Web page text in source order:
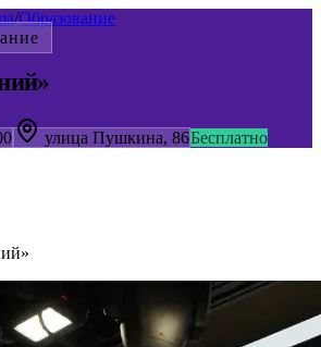
/Образование
улица Пушкина, 86Бесплатно